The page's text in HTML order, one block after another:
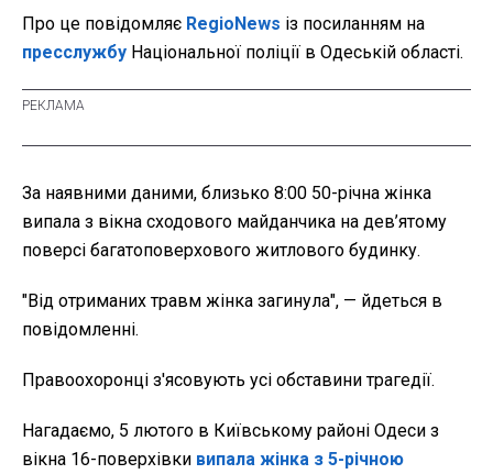
Про це повідомляє RegioNews із посиланням на
пресслужбу Національної поліції в Одеській області.
За наявними даними, близько 8:00 50-річна жінка
випала з вікна сходового майданчика на дев’ятому
поверсі багатоповерхового житлового будинку.
"Від отриманих травм жінка загинула", — йдеться в
повідомленні.
Правоохоронці з'ясовують усі обставини трагедії.
Нагадаємо, 5 лютого в Київському районі Одеси з
вікна 16-поверхівки випала жінка з 5-річною